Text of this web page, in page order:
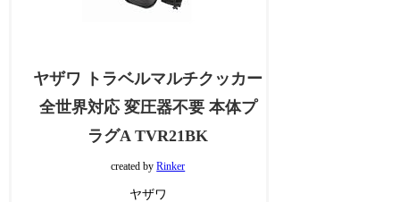
ヤザワ トラベルマルチクッカー
全世界対応 変圧器不要 本体プ
ラグA TVR21BK
created byRinker
ヤザワ